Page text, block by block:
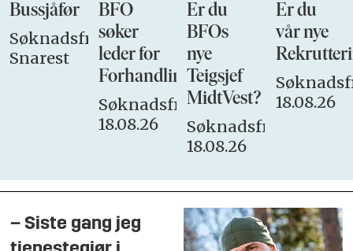
Bussjåfør
Søknadsfrist:
Snarest
BFO
søker
leder for
Forhandlingsutvalget
Søknadsfrist:
18.08.26
Er du
BFOs
nye
Teigsjef
MidtVest?
Søknadsfrist:
18.08.26
Er du
vår nye
18.08.26
– Siste gang jeg